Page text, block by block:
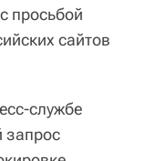
просьбой
сайтов
службе
запрос